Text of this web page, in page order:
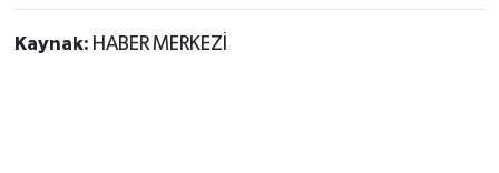
Kaynak: HABER MERKEZİ